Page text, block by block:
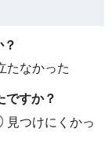
たなかった
ですか？
見つけにくかっ